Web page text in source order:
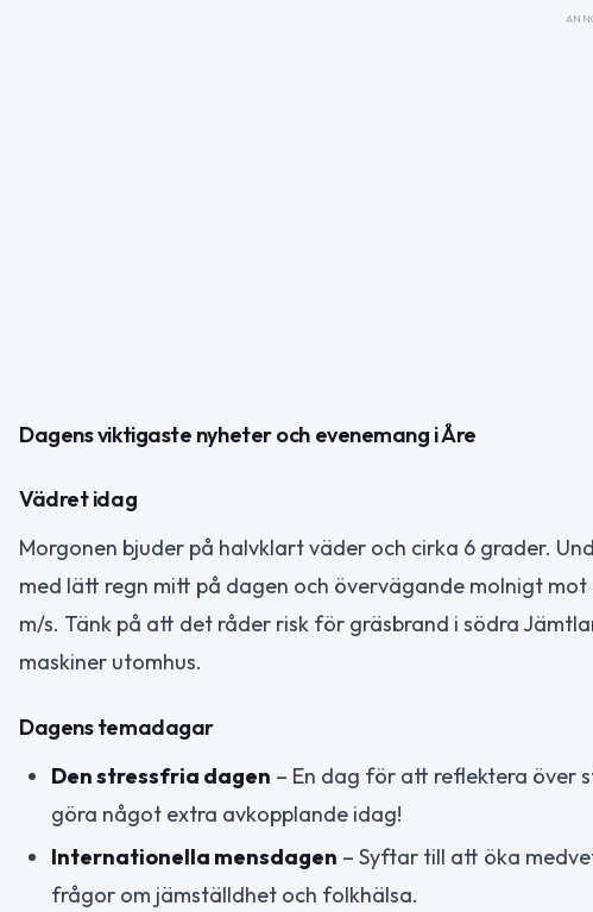
Dagens viktigaste nyheter och evenemang i Åre
Vädret idag
Morgonen bjuder på halvklart väder och cirka 6 grader.
med lätt regn mitt på dagen och övervägande molnigt
m/s. Tänk på att det råder risk för gräsbrand i södra
maskiner utomhus.
Dagens temadagar
Den stressfria dagen – En dag för att reflektera över
göra något extra avkopplande idag!
Internationella mensdagen – Syftar till att öka
frågor om jämställdhet och folkhälsa.